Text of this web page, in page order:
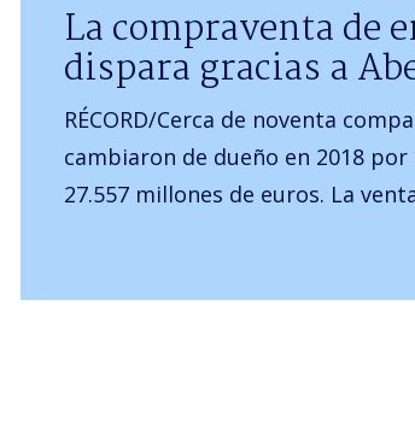
La compraventa de
dispara gracias a
RÉCORD/Cerca de noventa
cambiaron de dueño en 2018
27.557 millones de euros. La